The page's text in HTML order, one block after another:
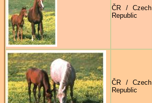
ČR / Czech
Republic
ČR / Czech
Republic